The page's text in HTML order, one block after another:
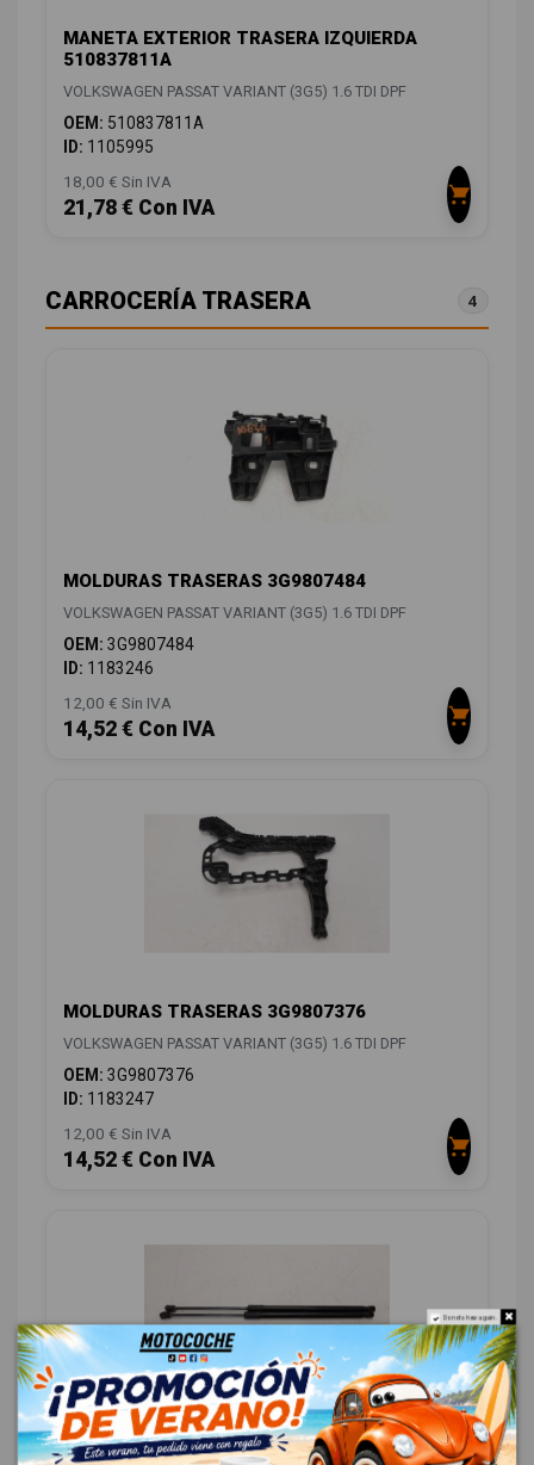
MANETA EXTERIOR TRASERA IZQUIERDA
510837811A
VOLKSWAGEN PASSAT VARIANT (3G5) 1.6 TDI DPF
OEM: 510837811A
ID: 1105995
18,00 € Sin IVA
21,78 € Con IVA
CARROCERÍA TRASERA 4
MOLDURAS TRASERAS 3G9807484
VOLKSWAGEN PASSAT VARIANT (3G5) 1.6 TDI DPF
OEM: 3G9807484
ID: 1183246
12,00 € Sin IVA
14,52 € Con IVA
MOLDURAS TRASERAS 3G9807376
VOLKSWAGEN PASSAT VARIANT (3G5) 1.6 TDI DPF
OEM: 3G9807376
ID: 1183247
12,00 € Sin IVA
14,52 € Con IVA
AMORTIGUADORES MALETERO / PORTON
Do not show again.